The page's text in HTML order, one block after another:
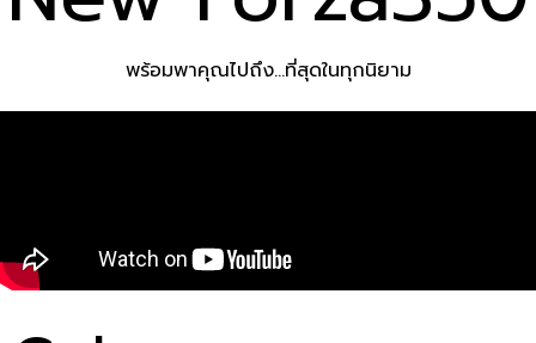
พร้อมพาคุณไปถึง…ที่สุดในทุกนิยาม